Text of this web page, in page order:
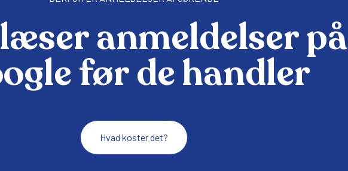
anmeldelser på
før de handler
Hvad koster det?